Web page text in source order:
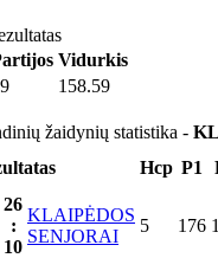
Vidurkis
158.59
žaidynių statistika -
Hcp P1
26
:
10
KLAIPĖDOS
SENJORAI
5 176